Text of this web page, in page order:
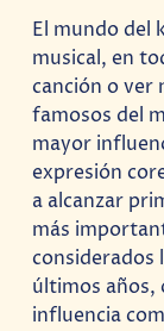
El mundo del
musical, en
canción o ver
famosos del
mayor
expresión
a alcanzar
más
considerados
últimos años,
influencia